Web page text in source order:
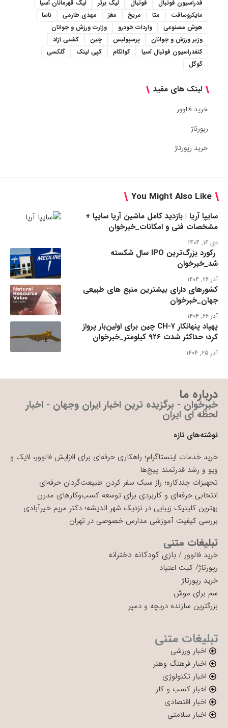
فدراسیون فوتبال
فوتبال لیگ برتر
لیگ قهرمانان آسیا
مایکروسافت
متا مریخ مغز مهدی طارمی
ناسا
هوش مصنوعی
واردات خودرو
وزارت ورزش و جوانان
وزیر ورزش و جوانان
پرسپولیس چین
کشتی آزاد
کنفدراسیون فوتبال آسیا
کوالکام کپی لینک
گلکسی
گوگل
لینک های مفید
خرید فالوور
رپورتاژ
خرید رپورتاژ
You Might Also Like
سایپا آریا | بازدید کامل ماشین آریا سایپا +
مشخصات فنی و امکانات_خبرخوان
دی ۱۶, ۱۴۰۴
رکورد بزرگ‌ترین IPO سال شکسته
شد_خبرخوان
آذر ۲۶, ۱۴۰۴
کشورهای دارای بیشترین منبع های طبیعی
جهان_خبرخوان
آذر ۲۶, ۱۴۰۴
پهپاد پنهانکار CH-۷ چین برای اولین‌بار پرواز
کرد؛ حداکثر شدت ۹۲۶ کیلومتر_خبرخوان
آذر ۲۵, ۱۴۰۴
درباره ما
خبرخوان - برگزیده ترین اخبار ایران وجهان - اخبار
لحظه ای ایران
نوشته‌های تازه
خرید خدمات اینستاگرام؛ راهکاری حرفه‌ای برای افزایش فالوور، لایک و
ویو و رشد قدرتمند پیج‌ها
تجهیزات چندکاره؛ راز سبک سفر کردن طبیعت‌گردان حرفه‌ای
انتخابی حرفه‌ای و کاربردی برای توسعه کسب‌وکارهای مدرن
بهترین کلینیک زیبایی در نزدیک شهر اندیشه؛ دکتر مریم خیرآبادی
بررسی کیفیت آموزشی مدارس خصوصی در تهران
تبلیغات متنی
خرید فالوور / بازی کودکانه دخترانه
رپورتاژ/ کیت اعتیاد
خرید رپورتاژ
سم برای موش
بزرگترین سازنده دریچه و دمپر
تبلیغات متنی
اخبار ورزشی
اخبار فرهنگ وهنر
اخبار تکنولوژی
اخبار کسب و کار
اخبار اقتصادی
اخبار سلامتی